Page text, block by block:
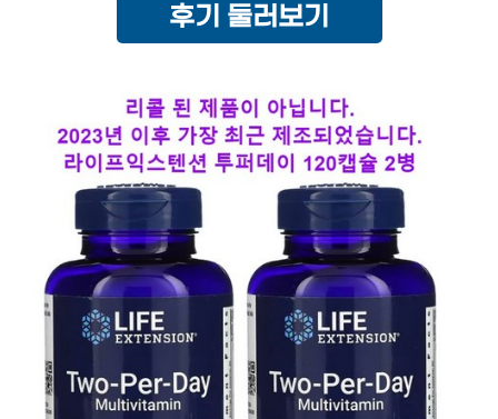
후기 둘러보기